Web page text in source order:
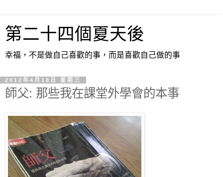
第二十四個夏天後
幸福，不是做自己喜歡的事，而是喜歡自己做的事
2012年4月18日 星期三
師父: 那些我在課堂外學會的本事